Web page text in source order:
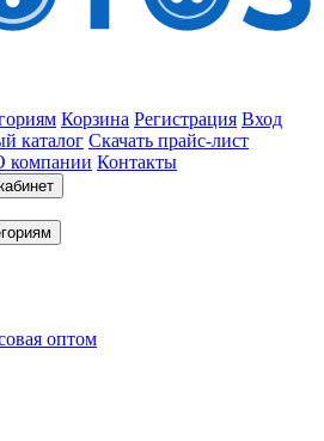
Корзина Регистрация Вход
каталог Скачать прайс-лист
компании Контакты
оптом